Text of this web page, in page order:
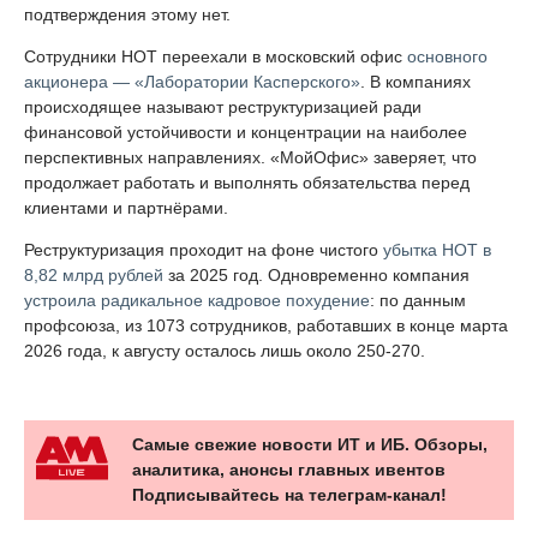
подтверждения этому нет.
Сотрудники НОТ переехали в московский офис основного
акционера — «Лаборатории Касперского» . В компаниях
происходящее называют реструктуризацией ради
финансовой устойчивости и концентрации на наиболее
перспективных направлениях. «МойОфис» заверяет, что
продолжает работать и выполнять обязательства перед
клиентами и партнёрами.
Реструктуризация проходит на фоне чистого убытка НОТ в
8,82 млрд рублей за 2025 год. Одновременно компания
устроила радикальное кадровое похудение: по данным
профсоюза, из 1073 сотрудников, работавших в конце марта
2026 года, к августу осталось лишь около 250-270.
Самые свежие новости ИТ и ИБ. Обзоры,
аналитика, анонсы главных ивентов
Подписывайтесь на телеграм-канал!